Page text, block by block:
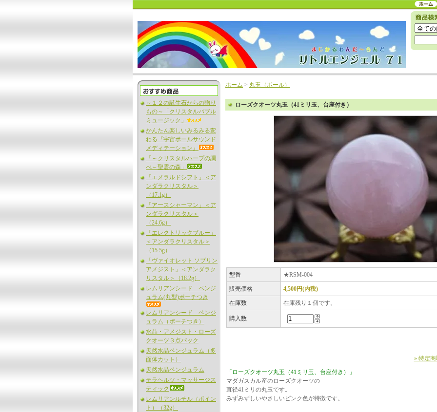
～１２の誕生石からの贈り
もの～「クリスタルバブル
ミュージック」
かんたん楽しいみるみる変
わる『宇宙ボールサウンド
メディテーション』
「～クリスタルハープの調
べ～聖霊の森」
「エメラルドシフト」＜ア
ンダラクリスタル＞
（17.1g）
「アースシャーマン」＜ア
ンダラクリスタル＞
（24.6g）
「エレクトリックブルー」
＜アンダラクリスタル＞
（15.5g）
「ヴァイオレット ソブリン
アメジスト」＜アンダラク
リスタル＞（18.2g）
レムリアンシード ペンジ
ュラム(丸型)ポーチつき
レムリアンシード ペンジ
ュラム（ポーチつき）
水晶・アメジスト・ローズ
クオーツ３点パック
天然水晶ペンジュラム（多
面体カット）
天然水晶ペンジュラム
テラヘルツ・マッサージス
ティック
レムリアンルチル（ポイン
ト）（32g）
ホーム > 丸玉（ボール）
ローズクオーツ丸玉（41ミリ玉、台座付き）
型番 ★RSM-004
販売価格 4,500円(内税)
在庫数 在庫残り１個です。
購入数
» 特定
「ローズクオーツ丸玉（41ミリ玉、台座付き）」
マダガスカル産のローズクオーツの
直径41ミリの丸玉です。
みずみずしいやさしいピンク色が特徴です。